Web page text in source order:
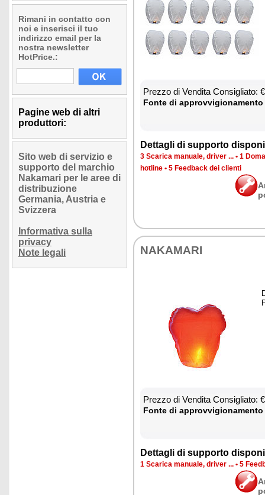
Rimani in contatto con
noi e inserisci il tuo
indirizzo email per la
nostra newsletter
HotPrice.:
Pagine web di altri
produttori:
Sito web di servizio e
supporto del marchio
Nakamari per le aree di
distribuzione
Germania, Austria e
Svizzera
Informativa sulla
privacy
Note legali
Prez­zo di Ven­di­ta Con­si­glia­to:
Fon­te di
Det­ta­gli di sup­por­to
3 Sca­ri­ca ma­nua­le, dri­ver ... • 1
ho­tli­ne • 5 Feed­back dei clien­ti
NA­KA­MA­RI
Prez­zo di Ven­di­ta Con­si­glia­to:
Fon­te di
Det­ta­gli di sup­por­to
1 Sca­ri­ca ma­nua­le, dri­ver ... • 5